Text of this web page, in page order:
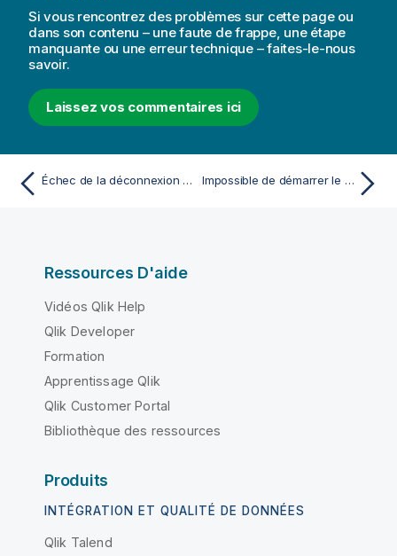
Si vous rencontrez des problèmes sur cette page ou
dans son contenu – une faute de frappe, une étape
manquante ou une erreur technique – faites-le-nous
savoir.
Laissez vos commentaires ici
Échec de la déconnexion du service Qlik NPrinting Engine Impossible de démarrer le service Qlik NPrinting RepoService
Ressources D'aide
Vidéos Qlik Help
Qlik Developer
Formation
Apprentissage Qlik
Qlik Customer Portal
Bibliothèque des ressources
Produits
INTÉGRATION ET QUALITÉ DE DONNÉES
Qlik Talend